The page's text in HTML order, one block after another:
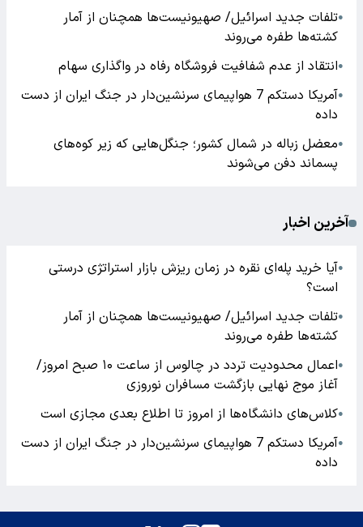
●تلفات جدید اسرائیل/ صهیونیست‌ها همچنان از آمار
کشته‌ها طفره می‌روند
●انتقاد از عدم شفافیت فروشگاه رفاه در واگذاری سهام
●
آمریکا دستکم 7 هواپیمای سرنشین‌دار در جنگ ایران از دست
داده
●معضل زباله در شمال کشور؛ جنگل‌هایی که زیر کوه‌های
پسماند دفن می‌شوند
آخرین اخبار
●آیا خرید پله‌ای نقره در زمان ریزش بازار استراتژی درستی
است؟
●تلفات جدید اسرائیل/ صهیونیست‌ها همچنان از آمار
کشته‌ها طفره می‌روند
●
اعمال محدودیت تردد در چالوس از ساعت ۱۰ صبح امروز/
آغاز موج نهایی بازگشت مسافران نوروزی
●کلاس‌های دانشگاه‌ها از امروز تا اطلاع بعدی مجازی است
●
آمریکا دستکم 7 هواپیمای سرنشین‌دار در جنگ ایران از دست
داده